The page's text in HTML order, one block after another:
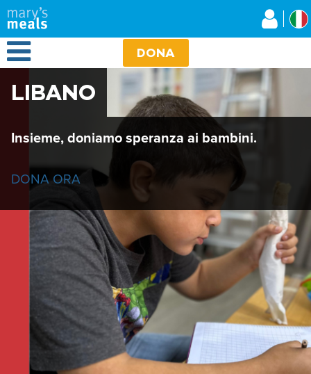
Salta
al
contenuto
principale
Open Menu DONA
LIBANO
Insieme, doniamo speranza ai bambini.
DONA ORA